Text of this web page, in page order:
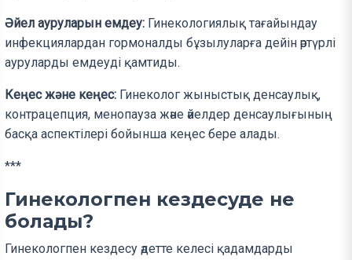
Әйел ауруларын емдеу: Гинекологиялық тағайындау
инфекциялардан гормоналды бұзылуларға дейін әртүрлі
ауруларды емдеуді қамтиды.
Кеңес және кеңес: Гинеколог жыныстық денсаулық,
контрацепция, менопауза және әйелдер денсаулығының
басқа аспектілері бойынша кеңес бере алады.
***
Гинекологпен кездесуде не
болады?
Гинекологпен кездесу әдетте келесі қадамдарды